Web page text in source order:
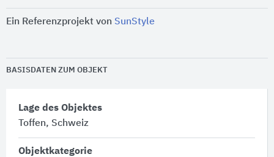
Ein Referenzprojekt von SunStyle
BASISDATEN ZUM OBJEKT
Lage des Objektes
Toffen, Schweiz
Objektkategorie